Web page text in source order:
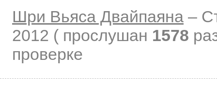
Шри Вьяса Двайпаяна –
2012 ( прослушан 1578
проверке